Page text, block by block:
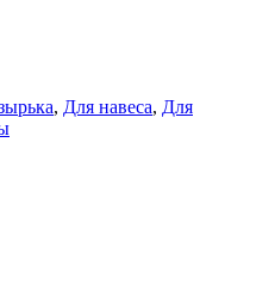
, Для навеса, Для